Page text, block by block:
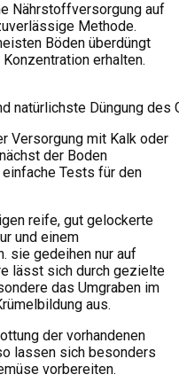
Nährstoffversorgung auf
Methode.
Böden überdüngt
erhalten.
natürlichste Düngung des
Versorgung mit Kalk oder
der Boden
Tests für den
reife, gut gelockerte
und einem
sie gedeihen nur auf
lässt sich durch gezielte
das Umgraben im
aus.
der vorhandenen
lassen sich besonders
vorbereiten.